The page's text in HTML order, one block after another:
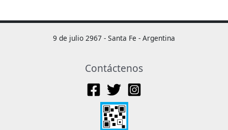
9 de julio 2967 - Santa Fe - Argentina
Contáctenos